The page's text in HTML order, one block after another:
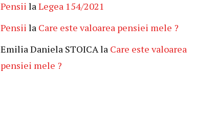
Pensii laLegea 154/2021
Pensii la Care este valoarea pensiei mele ?
Emilia Daniela STOICAla Care este valoarea
pensiei mele ?